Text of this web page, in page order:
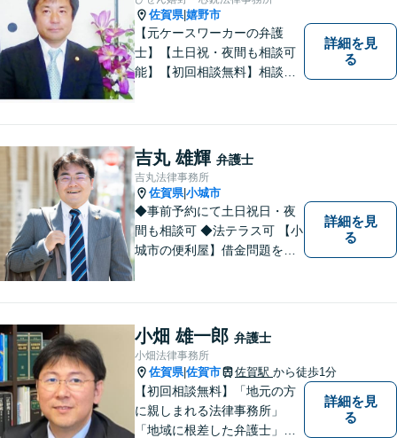
佐賀県|嬉野市
【元ケースワーカーの弁護
士】【土日祝・夜間も相談可
能】【初回相談無料】相談者
します。相続／離婚・男女問
題／交通事故／債務整理／労
働問題など幅広く対応可能で
す。
詳細を見
る
吉丸 雄輝 弁護士
吉丸法律事務所
佐賀県|小城市
◆事前予約にて土日祝日・夜
間も相談可 ◆法テラス可 【小
城市の便利屋】借金問題を中
詳細を見
る
小畑 雄一郎 弁護士
小畑法律事務所
佐賀県|佐賀市 佐賀駅 から徒歩1分
【初回相談無料】「地元の方
に親しまれる法律事務所」
「地域に根差した弁護士」を
詳細を見
る